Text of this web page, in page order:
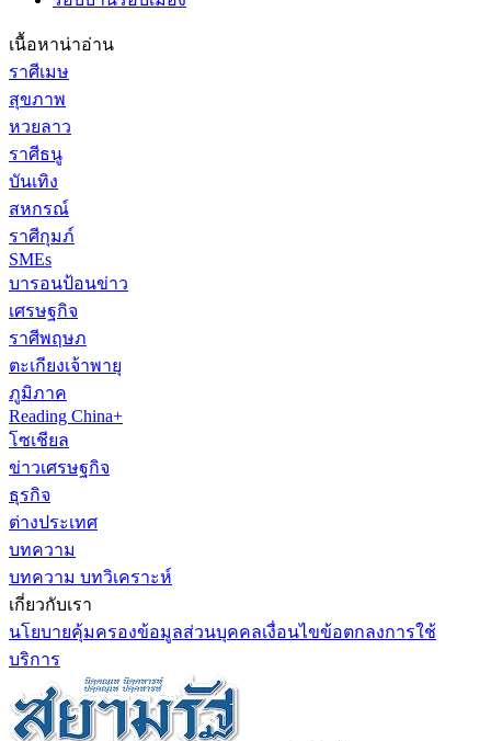
เนื้อหาน่าอ่าน
ราศีเมษ
สุขภาพ
หวยลาว
ราศีธนู
บันเทิง
สหกรณ์
ราศีกุมภ์
SMEs
บารอนป้อนข่าว
เศรษฐกิจ
ราศีพฤษภ
ตะเกียงเจ้าพายุ
ภูมิภาค
Reading China+
โซเชียล
ข่าวเศรษฐกิจ
ธุรกิจ
ต่างประเทศ
บทความ
บทความ บทวิเคราะห์
เกี่ยวกับเรา
นโยบายคุ้มครองข้อมูลส่วนบุคคลเงื่อนไขข้อตกลงการใช้
บริการ